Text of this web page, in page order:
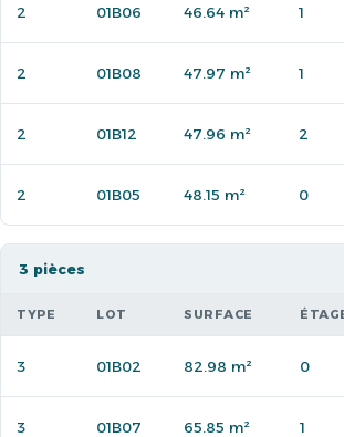
2 01B06 46.64 m² 1
2 01B08 47.97 m² 1
2 01B12 47.96 m² 2
2 01B05 48.15 m² 0
3 pièces
TYPE LOT SURFACE
3 01B02 82.98 m² 0
3 01B07 65.85 m² 1